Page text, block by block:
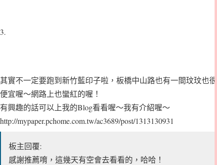
3.
其實不一定要跑到新竹藍印子啦，板橋中山路也有一間玟玟也很
便宜喔～網路上也蠻紅的喔！
有興趣的話可以上我的Blog看看喔～我有介紹喔～
http://mypaper.pchome.com.tw/ac3689/post/1313130931
板主回覆:
感謝推薦唷，這幾天有空會去看看的，哈哈！